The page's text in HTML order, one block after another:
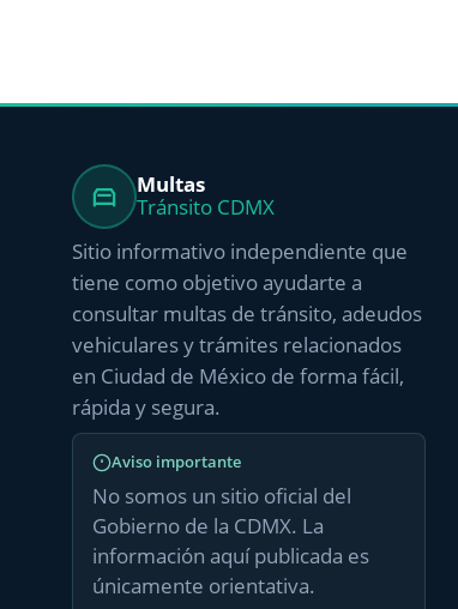
Multas
Tránsito CDMX
Sitio informativo independiente que
tiene como objetivo ayudarte a
consultar multas de tránsito, adeudos
vehiculares y trámites relacionados
en Ciudad de México de forma fácil,
rápida y segura.
Aviso importante
No somos un sitio oficial del
Gobierno de la CDMX. La
información aquí publicada es
únicamente orientativa.